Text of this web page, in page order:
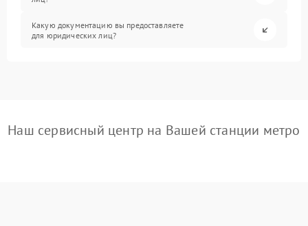
Какую документацию вы предоставляете
для юридических лиц?
Наш сервисный центр на Вашей станции метро